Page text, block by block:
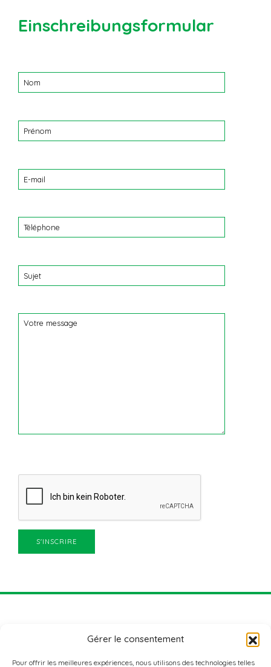
Gérer le consentement
Pour offrir les meilleures expériences, nous utilisons des technologies telles
Einschreibungsformular